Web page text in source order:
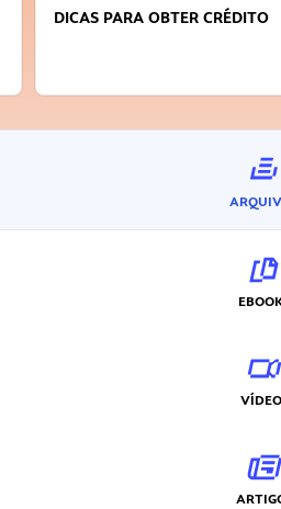
DICAS PARA OBTER CRÉDITO